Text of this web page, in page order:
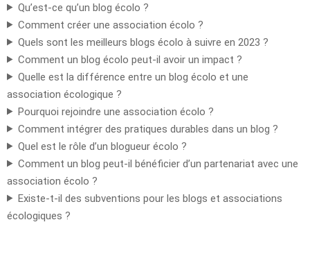
Qu’est-ce qu’un blog écolo ?
Comment créer une association écolo ?
Quels sont les meilleurs blogs écolo à suivre en 2023 ?
Comment un blog écolo peut-il avoir un impact ?
Quelle est la différence entre un blog écolo et une
association écologique ?
Pourquoi rejoindre une association écolo ?
Comment intégrer des pratiques durables dans un blog ?
Quel est le rôle d’un blogueur écolo ?
Comment un blog peut-il bénéficier d’un partenariat avec une
association écolo ?
Existe-t-il des subventions pour les blogs et associations
écologiques ?